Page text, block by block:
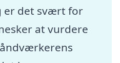
er det svært for
at vurdere